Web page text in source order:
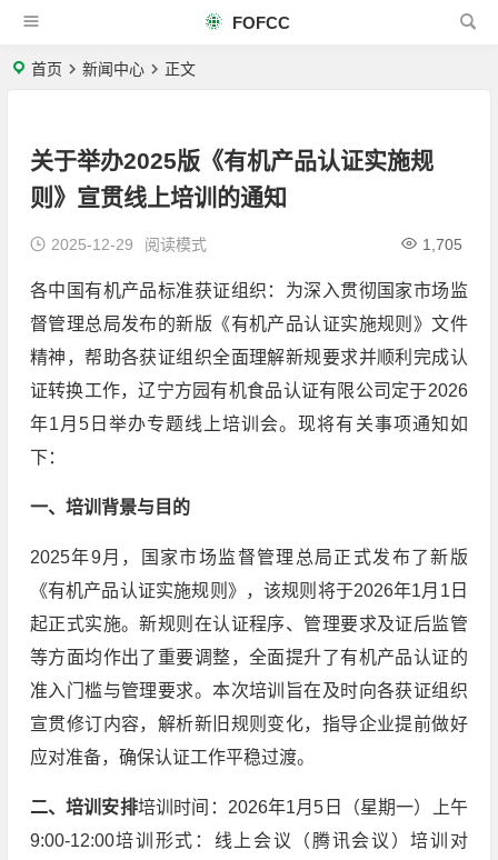
FOFCC
首页 新闻中心 正文
关于举办2025版《有机产品认证实施规
则》宣贯线上培训的通知
2025-12-29 1,705
阅读模式
各中国有机产品标准获证组织：为深入贯彻国家市场监
督管理总局发布的新版《有机产品认证实施规则》文件
精神，帮助各获证组织全面理解新规要求并顺利完成认
证转换工作，辽宁方园有机食品认证有限公司定于2026
年1月5日举办专题线上培训会。现将有关事项通知如
下：
一、培训背景与目的
2025年9月，国家市场监督管理总局正式发布了新版
《有机产品认证实施规则》，该规则将于2026年1月1日
起正式实施。新规则在认证程序、管理要求及证后监管
等方面均作出了重要调整，全面提升了有机产品认证的
准入门槛与管理要求。本次培训旨在及时向各获证组织
宣贯修订内容，解析新旧规则变化，指导企业提前做好
应对准备，确保认证工作平稳过渡。
二、培训安排培训时间：2026年1月5日（星期一）上午
9:00-12:00培训形式：线上会议（腾讯会议）培训对